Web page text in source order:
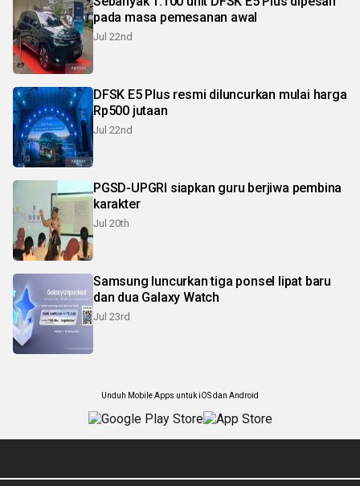
pada masa pemesanan awal
Jul 22nd
DFSK E5 Plus resmi diluncurkan mulai harga
Rp500 jutaan
Jul 22nd
PGSD-UPGRI siapkan guru berjiwa pembina
karakter
Jul 20th
Samsung luncurkan tiga ponsel lipat baru
dan dua Galaxy Watch
Jul 23rd
Unduh Mobile Apps untuk iOS dan Android